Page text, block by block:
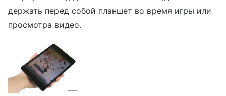
держать перед собой планшет во время игры или
просмотра видео.